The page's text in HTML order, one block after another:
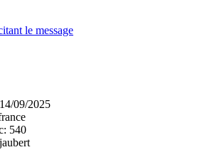
le message
09/2025
540